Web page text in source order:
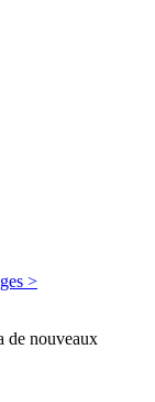
>
de nouveaux